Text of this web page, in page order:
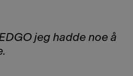
jeg hadde noe å